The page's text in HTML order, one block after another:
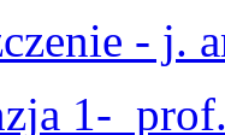
- j.
1-